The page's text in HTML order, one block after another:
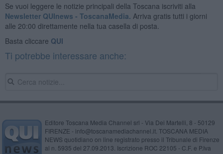
Se vuoi leggere le notizie principali della Toscana iscriviti alla
Newsletter QUInews - ToscanaMedia. Arriva gratis tutti i giorni
alle 20:00 direttamente nella tua casella di posta.
Basta cliccare QUI
Ti potrebbe interessare anche:
Editore Toscana Media Channel srl - Via Dei Martelli, 8 - 50129
FIRENZE - info@toscanamediachannel.it. TOSCANA MEDIA
NEWS quotidiano on line registrato presso il Tribunale di Firenze
al n. 5935 del 27.09.2013. Iscrizione ROC 22105 - C.F. e P.Iva